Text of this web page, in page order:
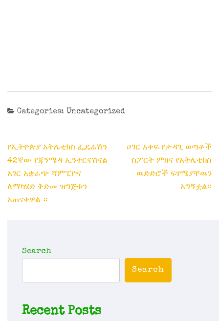
Categories: Uncategorized
Post
navigation
የኢትዮጵያ አትሌቲክስ ፌዴሬሽን
42ኛው የጃንሜዳ ኢንተርናሽናል
አገር አቋራጭ ሻምፒዮና
ለማካሄድ ቅድመ ዝግጅቱን
አጠናቀዋል ።
ሀገር አቀፍ የታዳጊ ወጣቶች
ስፖርት ምዘና የአትሌቲክስ
ዉድድሮች ፍፃሜያቸዉን
አግኝቷል።
Search
Search
Recent Posts